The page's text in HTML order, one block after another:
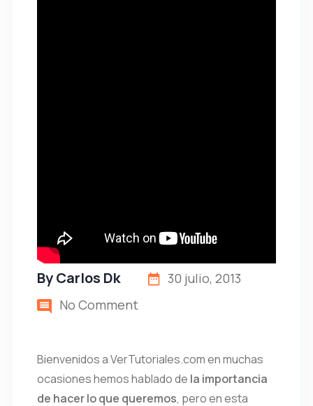
ByCarlos Dk
30 julio, 2013
No Comment
Bienvenidos a VerTutoriales.com en muchas
ocasiones hemos hablado de la importancia
de hacer lo que queremos, pero en esta